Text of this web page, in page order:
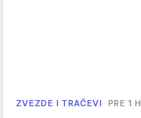
ZVEZDE I TRAČEVI PRE 1 H